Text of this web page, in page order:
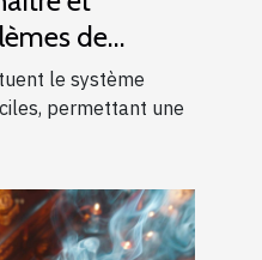
de
le système
permettant une